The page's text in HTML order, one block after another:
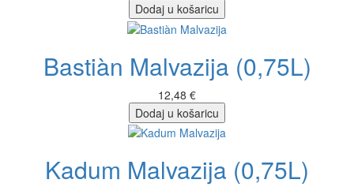
Dodaj u košaricu
Bastiàn Malvazija (0,75L)
12,48 €
Dodaj u košaricu
Kadum Malvazija (0,75L)